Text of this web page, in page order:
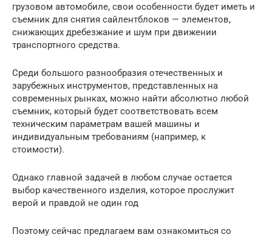
грузовом автомобиле, свои особенности будет иметь и
съемник для снятия сайлентблоков — элементов,
снижающих дребезжание и шум при движении
транспортного средства.
Среди большого разнообразия отечественных и
зарубежных инструментов, представленных на
современных рынках, можно найти абсолютно любой
съемник, который будет соответствовать всем
техническим параметрам вашей машины и
индивидуальным требованиям (например, к
стоимости).
Однако главной задачей в любом случае остается
выбор качественного изделия, которое прослужит
верой и правдой не один год
Поэтому сейчас предлагаем вам ознакомиться со